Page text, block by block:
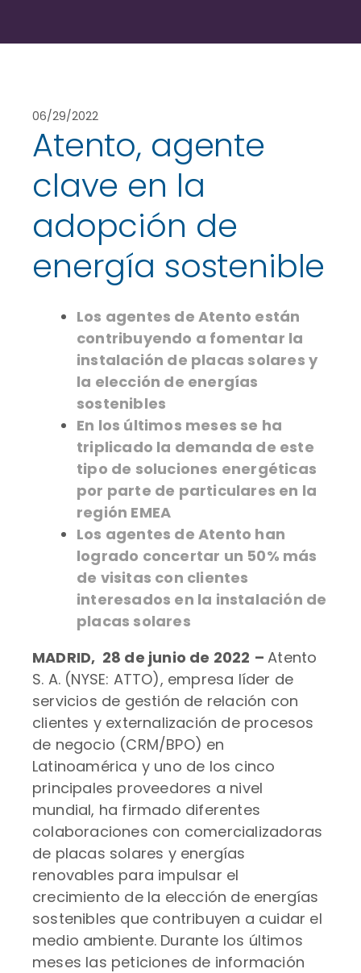
06/29/2022
Atento, agente
clave en la
adopción de
energía sostenible
Los agentes de Atento están
contribuyendo a fomentar la
instalación de placas solares y
la elección de energías
sostenibles
En los últimos meses se ha
triplicado la demanda de este
tipo de soluciones energéticas
por parte de particulares en la
región EMEA
Los agentes de Atento han
logrado concertar un 50% más
de visitas con clientes
interesados en la instalación de
placas solares
MADRID, 28 de junio de 2022 –Atento
S. A. (NYSE: ATTO), empresa líder de
servicios de gestión de relación con
clientes y externalización de procesos
de negocio (CRM/BPO) en
Latinoamérica y uno de los cinco
principales proveedores a nivel
mundial, ha firmado diferentes
colaboraciones con comercializadoras
de placas solares y energías
renovables para impulsar el
crecimiento de la elección de energías
sostenibles que contribuyen a cuidar el
medio ambiente. Durante los últimos
meses las peticiones de información